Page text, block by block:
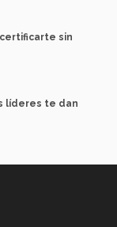
sin
líderes te dan